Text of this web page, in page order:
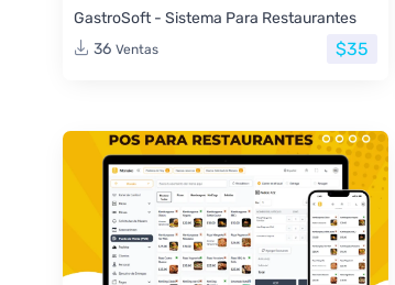
GastroSoft - Sistema Para Restaurantes
36 Ventas $35